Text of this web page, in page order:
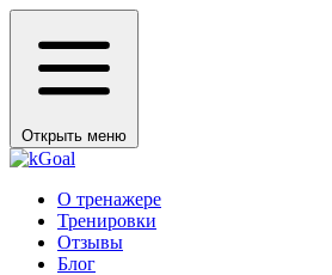
Открыть меню
О тренажере
Тренировки
Отзывы
Блог